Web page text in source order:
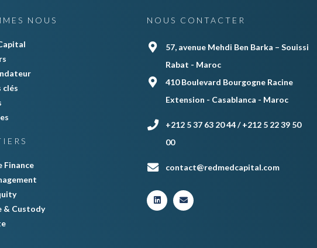
NOUS
clés
Finance
& Custody
NOUS CONTACTER
57, avenue Mehdi Ben Barka – Souissi
Rabat - Maroc
410 Boulevard Bourgogne Racine
Extension - Casablanca - Maroc
+212 5 37 63 20 44 / +212 5 22 39 50
00
contact@redmedcapital.com